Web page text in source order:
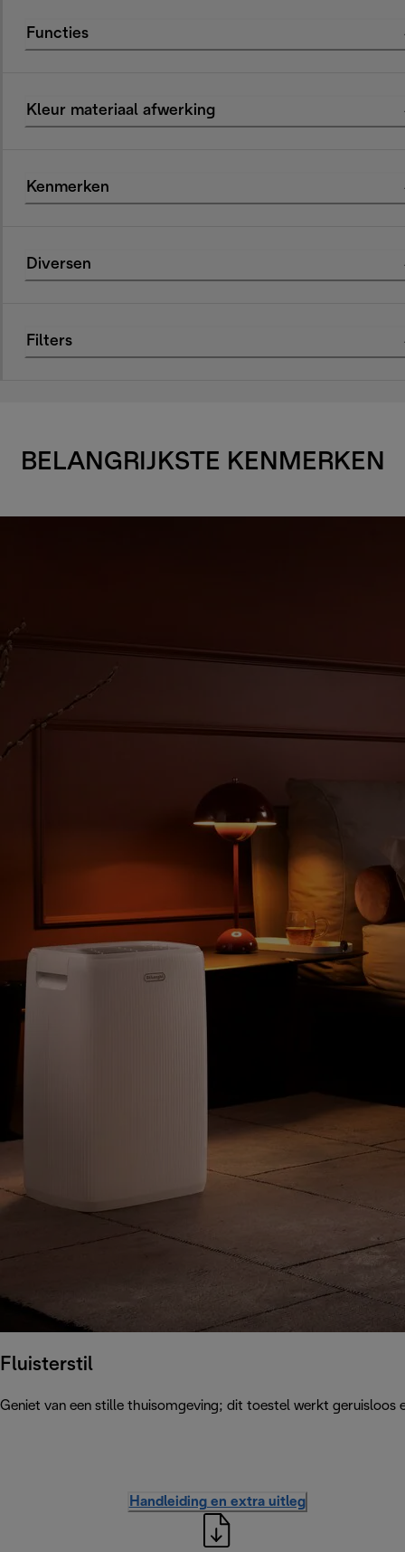
Functies
Kleur materiaal afwerking
Kenmerken
Diversen
Filters
BELANGRIJKSTE KENMERKEN
Fluisterstil
Geniet van een stille thuisomgeving; dit toestel werkt
Handleiding en extra uitleg